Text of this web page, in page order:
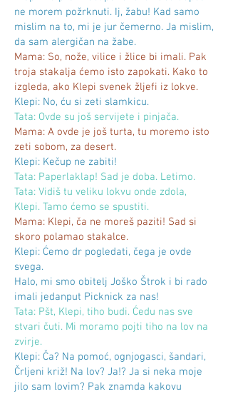
ne morem požrknuti. Ij, žabu! Kad samo
mislim na to, mi je jur čemerno. Ja mislim,
da sam alergičan na žabe.
Mama: So, nože, vilice i žlice bi imali. Pak
troja stakalja ćemo isto zapokati. Kako to
izgleda, ako Klepi svenek žljefi iz lokve.
Klepi: No, ću si zeti slamkicu.
Tata: Ovde su još servijete i pinjača.
Mama: A ovde je još turta, tu moremo isto
zeti sobom, za desert.
Klepi: Kečup ne zabiti!
Tata: Paperlaklap! Sad je doba. Letimo.
Tata: Vidiš tu veliku lokvu onde zdola,
Klepi. Tamo ćemo se spustiti.
Mama: Klepi, ča ne moreš paziti! Sad si
skoro polamao stakalce.
Klepi: Ćemo dr pogledati, čega je ovde
svega.
Halo, mi smo obitelj Joško Štrok i bi rado
imali jedanput Picknick za nas!
Tata: Pšt, Klepi, tiho budi. Ćedu nas sve
stvari čuti. Mi moramo pojti tiho na lov na
zvirje.
Klepi: Ča? Na pomoć, ognjogasci, šandari,
Črljeni križ! Na lov? Ja!? Ja si neka moje
jilo sam lovim? Pak znamda kakovu